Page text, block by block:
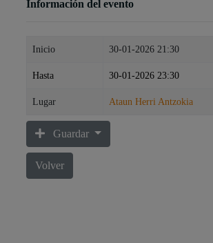
Información del evento
Inicio 30-01-2026 21:30
Hasta 30-01-2026 23:30
Lugar Ataun Herri Antzokia
Guardar
Volver